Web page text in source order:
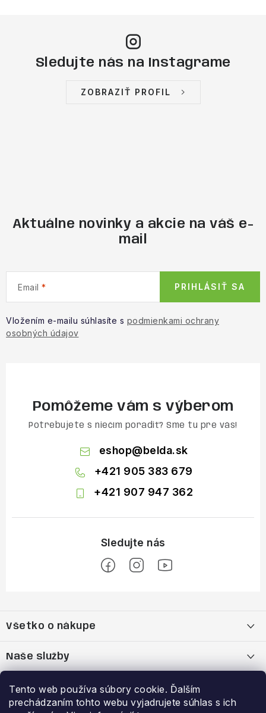
Tento web používa súbory cookie. Ďalším
prechádzaním tohto webu vyjadrujete súhlas s ich
Sledujte nás na Instagrame
ZOBRAZIŤ PROFIL
Aktuálne novinky a akcie na váš e-
mail
Email
Vložením e-mailu súhlasíte s podmienkami ochrany
osobných údajov
PRIHLÁSIŤ SA
Pomôžeme vám s výberom
Potrebujete s niečím poradiť? Sme tu pre vás!
eshop@belda.sk
+421 905 383 679
+421 907 947 362
p
ä
t
Všetko o nákupe
OBCHODNÉ PODMIENKY
Naše služby
Bootfitting - Tvarovanie Lyžiarok v Nitre
Výhody a zľavy
Garancia najnižšej ceny